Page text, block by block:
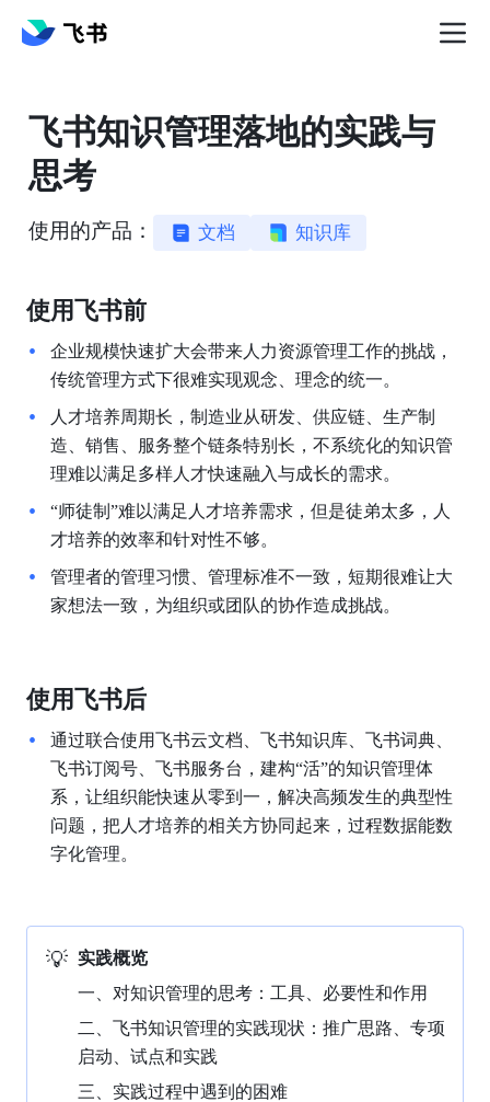
飞书知识管理落地的实践与
思考
使用的产品： 文档 知识库
使用飞书前
企业规模快速扩大会带来人力资源管理工作的挑战，
传统管理方式下很难实现观念、理念的统一。
人才培养周期长，制造业从研发、供应链、生产制
造、销售、服务整个链条特别长，不系统化的知识管
理难以满足多样人才快速融入与成长的需求。
“师徒制”难以满足人才培养需求，但是徒弟太多，人
才培养的效率和针对性不够。
管理者的管理习惯、管理标准不一致，短期很难让大
家想法一致，为组织或团队的协作造成挑战。
使用飞书后
通过联合使用飞书云文档、飞书知识库、飞书词典、
飞书订阅号、飞书服务台，建构“活”的知识管理体
系，让组织能快速从零到一，解决高频发生的典型性
问题，把人才培养的相关方协同起来，过程数据能数
字化管理。
💡 实践概览
一、对知识管理的思考：工具、必要性和作用
二、飞书知识管理的实践现状：推广思路、专项
启动、试点和实践
三、实践过程中遇到的困难